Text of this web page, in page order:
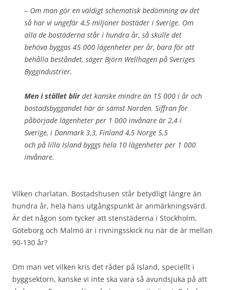
– Om man gör en väldigt schematisk bedömning av det
så har vi ungefär 4,5 miljoner bostäder i Sverige. Om
alla de bostäderna står i hundra år, så skulle det
behöva byggas 45 000 lägenheter per år, bara för att
behålla beståndet, säger Björn Wellhagen på Sveriges
Byggindustrier.
Men i stället blirdet kanske mindre än 15 000 i år och
bostadsbyggandet här är sämst Norden. Siffran för
påbörjade lägenheter per 1 000 invånare är 2,4 i
Sverige, i Danmark 3,3, Finland 4,5 Norge 5,5
och på lilla Island byggs hela 10 lägenheter per 1 000
invånare.
Vilken charlatan. Bostadshusen står betydligt längre än
hundra år, hela hans utgångspunkt är anmärkningsvärd.
Är det någon som tycker att stenstäderna i Stockholm,
Göteborg och Malmö är i rivningsskick nu när de är mellan
90-130 år?
Om man vet vilken kris det råder på Island, speciellt i
byggsektorn, kanske vi inte ska vara så avundsjuka på att